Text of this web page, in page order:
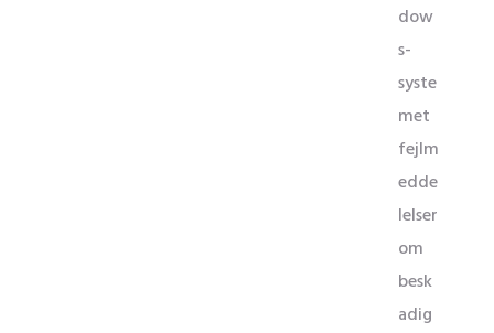
dow
s-
syste
met
fejlm
edde
lelser
om
besk
adig